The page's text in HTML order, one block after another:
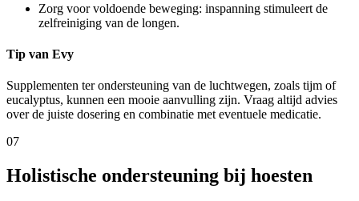
Zorg voor voldoende beweging: inspanning stimuleert de
zelfreiniging van de longen.
Tip van Evy
Supplementen ter ondersteuning van de luchtwegen, zoals tijm of
eucalyptus, kunnen een mooie aanvulling zijn. Vraag altijd advies
over de juiste dosering en combinatie met eventuele medicatie.
07
Holistische ondersteuning bij hoesten